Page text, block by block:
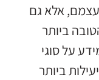
אלא גם
ביותר
על סוגי
ביותר